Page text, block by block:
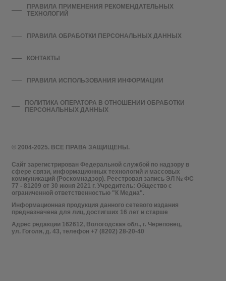
© 2004-2025. ВСЕ ПРАВА ЗАЩИЩЕНЫ.
Сайт зарегистрирован Федеральной службой по надзору в
сфере связи, информационных технологий и массовых
коммуникаций (Роскомнадзор). Реестровая запись ЭЛ № ФС
77 - 81209 от 30 июня 2021 г. Учредитель: Общество с
ограниченной ответственностью "К Медиа".
Информационная продукция данного сетевого издания
предназначена для лиц, достигших 16 лет и старше
Адрес редакции 162612, Вологодская обл., г. Череповец,
ул. Гоголя, д. 43, телефон +7 (8202) 28-20-40
ПРАВИЛА ПРИМЕНЕНИЯ РЕКОМЕНДАТЕЛЬНЫХ
ТЕХНОЛОГИЙ
ПРАВИЛА ОБРАБОТКИ ПЕРСОНАЛЬНЫХ ДАННЫХ
КОНТАКТЫ
ПРАВИЛА ИСПОЛЬЗОВАНИЯ ИНФОРМАЦИИ
ПОЛИТИКА ОПЕРАТОРА В ОТНОШЕНИИ ОБРАБОТКИ
ПЕРСОНАЛЬНЫХ ДАННЫХ